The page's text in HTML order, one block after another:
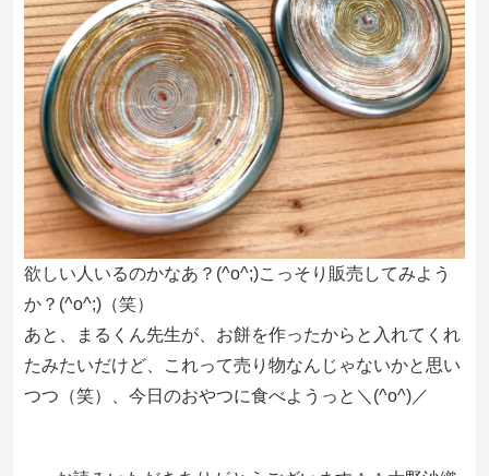
欲しい人いるのかなあ？(^o^;)こっそり販売してみよう
か？(^o^;)（笑）
あと、まるくん先生が、お餅を作ったからと入れてくれ
たみたいだけど、これって売り物なんじゃないかと思い
つつ（笑）、今日のおやつに食べようっと＼(^o^)／